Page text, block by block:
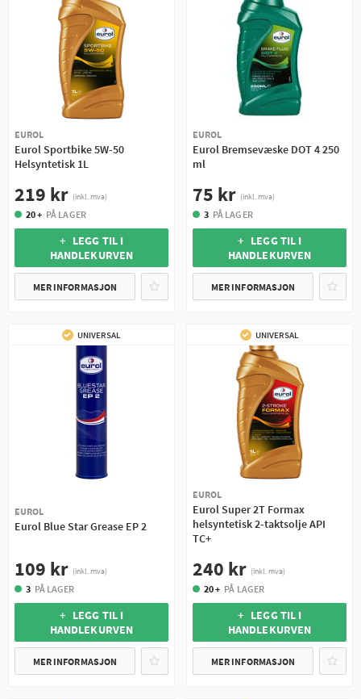
EUROL
Eurol Sportbike 5W-50
Helsyntetisk 1L
219 kr (inkl. mva)
20 + PÅ LAGER
+ LEGG TIL I
HANDLEKURVEN
MER INFORMASJON
EUROL
Eurol Bremsevæske DOT 4 250
ml
75 kr (inkl. mva)
3 PÅ LAGER
+ LEGG TIL I
HANDLEKURVEN
MER INFORMASJON
UNIVERSAL
EUROL
Eurol Blue Star Grease EP 2
109 kr (inkl. mva)
3 PÅ LAGER
+ LEGG TIL I
HANDLEKURVEN
MER INFORMASJON
UNIVERSAL
EUROL
Eurol Super 2T Formax
helsyntetisk 2-taktsolje API
TC+
240 kr (inkl. mva)
20 + PÅ LAGER
+ LEGG TIL I
HANDLEKURVEN
MER INFORMASJON